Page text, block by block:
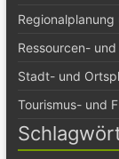
Ressourcen-
Stadt- und
Tourismus- und